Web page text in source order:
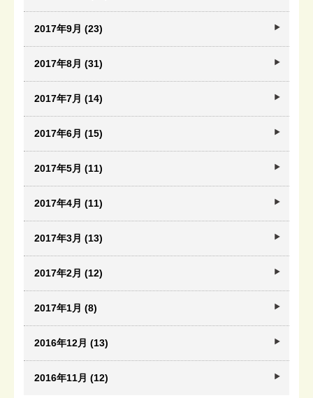
2017年9月 (23)
2017年8月 (31)
2017年7月 (14)
2017年6月 (15)
2017年5月 (11)
2017年4月 (11)
2017年3月 (13)
2017年2月 (12)
2017年1月 (8)
2016年12月 (13)
2016年11月 (12)